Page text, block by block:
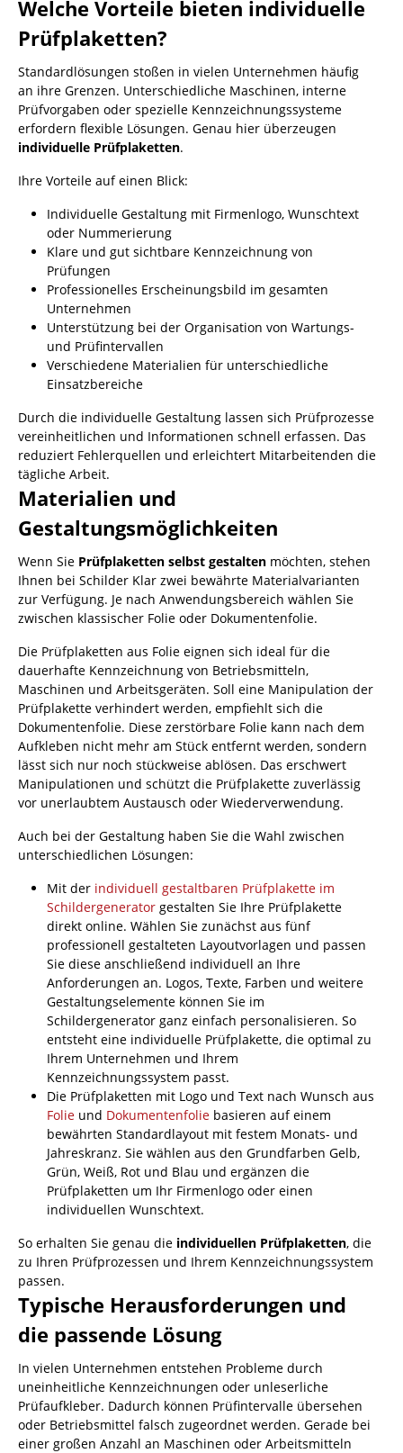
Welche Vorteile bieten individuelle
Prüfplaketten?
Standardlösungen stoßen in vielen Unternehmen häufig
an ihre Grenzen. Unterschiedliche Maschinen, interne
Prüfvorgaben oder spezielle Kennzeichnungssysteme
erfordern flexible Lösungen. Genau hier überzeugen
individuelle Prüfplaketten.
Ihre Vorteile auf einen Blick:
Individuelle Gestaltung mit Firmenlogo, Wunschtext
oder Nummerierung
Klare und gut sichtbare Kennzeichnung von
Prüfungen
Professionelles Erscheinungsbild im gesamten
Unternehmen
Unterstützung bei der Organisation von Wartungs-
und Prüfintervallen
Verschiedene Materialien für unterschiedliche
Einsatzbereiche
Durch die individuelle Gestaltung lassen sich Prüfprozesse
vereinheitlichen und Informationen schnell erfassen. Das
reduziert Fehlerquellen und erleichtert Mitarbeitenden die
tägliche Arbeit.
Materialien und
Gestaltungsmöglichkeiten
Wenn Sie Prüfplaketten selbst gestalten möchten, stehen
Ihnen bei Schilder Klar zwei bewährte Materialvarianten
zur Verfügung. Je nach Anwendungsbereich wählen Sie
zwischen klassischer Folie oder Dokumentenfolie.
Die Prüfplaketten aus Folie eignen sich ideal für die
dauerhafte Kennzeichnung von Betriebsmitteln,
Maschinen und Arbeitsgeräten. Soll eine Manipulation der
Prüfplakette verhindert werden, empfiehlt sich die
Dokumentenfolie. Diese zerstörbare Folie kann nach dem
Aufkleben nicht mehr am Stück entfernt werden, sondern
lässt sich nur noch stückweise ablösen. Das erschwert
Manipulationen und schützt die Prüfplakette zuverlässig
vor unerlaubtem Austausch oder Wiederverwendung.
Auch bei der Gestaltung haben Sie die Wahl zwischen
unterschiedlichen Lösungen:
Mit der individuell gestaltbaren Prüfplakette im
Schildergenerator gestalten Sie Ihre Prüfplakette
direkt online. Wählen Sie zunächst aus fünf
professionell gestalteten Layoutvorlagen und passen
Sie diese anschließend individuell an Ihre
Anforderungen an. Logos, Texte, Farben und weitere
Gestaltungselemente können Sie im
Schildergenerator ganz einfach personalisieren. So
entsteht eine individuelle Prüfplakette, die optimal zu
Ihrem Unternehmen und Ihrem
Kennzeichnungssystem passt.
Die Prüfplaketten mit Logo und Text nach Wunsch aus
Folie und Dokumentenfolie basieren auf einem
bewährten Standardlayout mit festem Monats- und
Jahreskranz. Sie wählen aus den Grundfarben Gelb,
Grün, Weiß, Rot und Blau und ergänzen die
Prüfplaketten um Ihr Firmenlogo oder einen
individuellen Wunschtext.
So erhalten Sie genau die individuellen Prüfplaketten, die
zu Ihren Prüfprozessen und Ihrem Kennzeichnungssystem
passen.
Typische Herausforderungen und
die passende Lösung
In vielen Unternehmen entstehen Probleme durch
uneinheitliche Kennzeichnungen oder unleserliche
Prüfaufkleber. Dadurch können Prüfintervalle übersehen
oder Betriebsmittel falsch zugeordnet werden. Gerade bei
einer großen Anzahl an Maschinen oder Arbeitsmitteln